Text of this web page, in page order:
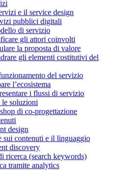
e il service design
pubblici digitali
di servizio
gli attori coinvolti
la proposta di valore
gli elementi costitutivi del
del servizio
l’ecosistema
i flussi di servizio
le soluzioni
di co-progettazione
design
sui contenuti e il linguaggio
discovery
ricerca (search keywords)
tramite analytics